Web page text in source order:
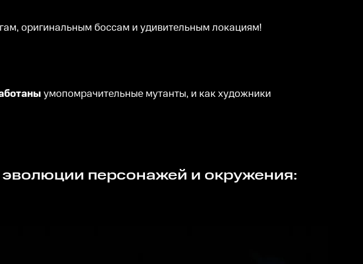
оригинальным боссам и удивительным локациям!
умопомрачительные мутанты, и как художники
персонажей и окружения: